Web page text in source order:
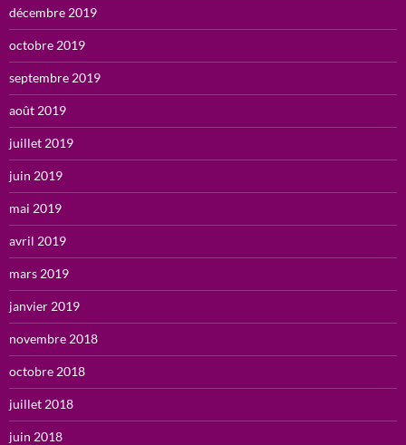
décembre 2019
octobre 2019
septembre 2019
août 2019
juillet 2019
juin 2019
mai 2019
avril 2019
mars 2019
janvier 2019
novembre 2018
octobre 2018
juillet 2018
juin 2018